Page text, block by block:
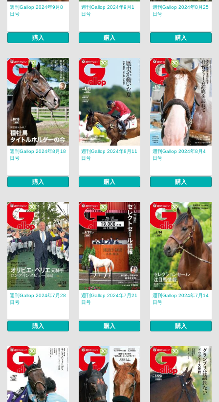
週刊Gallop 2024年9月8
日号
購入
週刊Gallop 2024年9月1
日号
購入
週刊Gallop 2024年8月25
日号
購入
週刊Gallop 2024年8月18
日号
購入
週刊Gallop 2024年8月11
日号
購入
週刊Gallop 2024年8月4
日号
購入
週刊Gallop 2024年7月28
日号
購入
週刊Gallop 2024年7月21
日号
購入
週刊Gallop 2024年7月14
日号
購入